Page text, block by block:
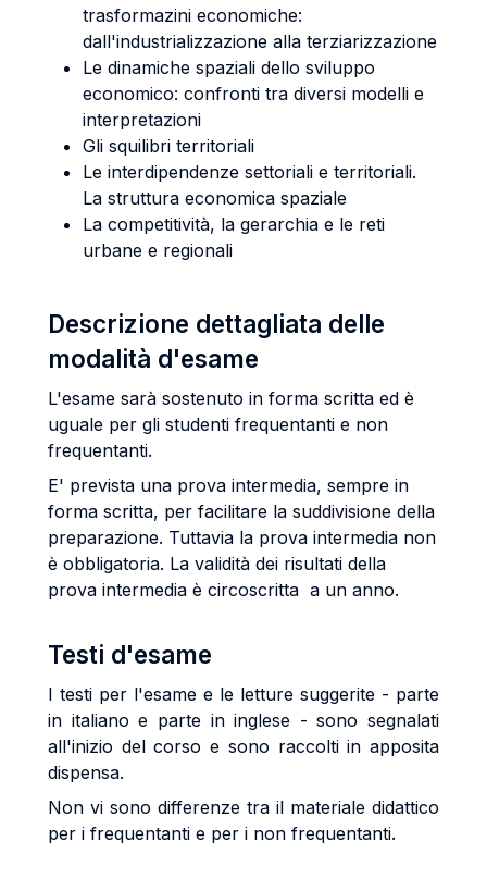
trasformazini economiche:
dall'industrializzazione alla terziarizzazione
Le dinamiche spaziali dello sviluppo
economico: confronti tra diversi modelli e
interpretazioni
Gli squilibri territoriali
Le interdipendenze settoriali e territoriali.
La struttura economica spaziale
La competitività, la gerarchia e le reti
urbane e regionali
Descrizione dettagliata delle
modalità d'esame
L'esame sarà sostenuto in forma scritta ed è
uguale per gli studenti frequentanti e non
frequentanti.
E' prevista una prova intermedia, sempre in
forma scritta, per facilitare la suddivisione della
preparazione. Tuttavia la prova intermedia non
è obbligatoria. La validità dei risultati della
prova intermedia è circoscritta a un anno.
Testi d'esame
I testi per l'esame e le letture suggerite - parte
in italiano e parte in inglese - sono segnalati
all'inizio del corso e sono raccolti in apposita
dispensa.
Non vi sono differenze tra il materiale didattico
per i frequentanti e per i non frequentanti.